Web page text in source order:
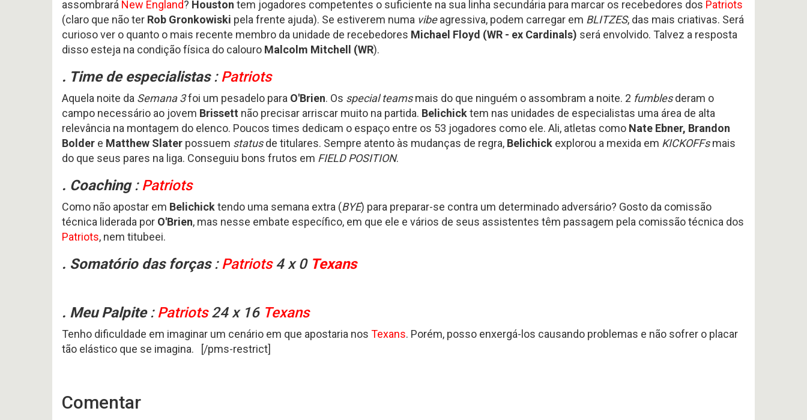
assombrará New England? Houston tem jogadores competentes o suficiente na sua linha secundária para marcar os recebedores dos Patriots
(claro que não ter Rob Gronkowiski pela frente ajuda). Se estiverem numa vibeagressiva, podem carregar em BLITZES, das mais criativas. Será
curioso ver o quanto o mais recente membro da unidade de recebedores Michael Floyd (WR - ex Cardinals) será envolvido. Talvez a resposta
disso esteja na condição física do calouro Malcolm Mitchell (WR).
. Time de especialistas:Patriots
Aquela noite da Semana 3foi um pesadelo para O'Brien. Os special teamsmais do que ninguém o assombram a noite. 2 fumblesderam o
campo necessário ao jovem Brissett não precisar arriscar muito na partida. Belichicktem nas unidades de especialistas uma área de alta
relevância na montagem do elenco. Poucos times dedicam o espaço entre os 53 jogadores como ele. Ali, atletas como Nate Ebner, Brandon
Bolder e Matthew Slater possuem statusde titulares. Sempre atento às mudanças de regra, Belichick explorou a mexida em KICKOFFsmais
do que seus pares na liga. Conseguiu bons frutos em FIELD POSITION.
. Coaching:Patriots
Como não apostar em Belichicktendo uma semana extra (BYE) para preparar-se contra um determinado adversário? Gosto da comissão
técnica liderada por O'Brien, mas nesse embate específico, em que ele e vários de seus assistentes têm passagem pela comissão técnica dos
Patriots, nem titubeei.
. Somatório das forças:Patriots4 x 0 Texans
. Meu Palpite:Patriots24 x 16 Texans
Tenho dificuldade em imaginar um cenário em que apostaria nos Texans. Porém, posso enxergá-los causando problemas e não sofrer o placar
tão elástico que se imagina. [/pms-restrict]
Comentar